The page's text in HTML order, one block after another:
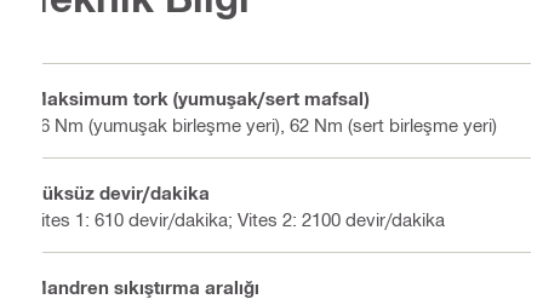
Maksimum tork (yumuşak/sert mafsal)
36 Nm (yumuşak birleşme yeri), 62 Nm (sert birleşme yeri)
Yüksüz devir/dakika
Vites 1: 610 devir/dakika; Vites 2: 2100 devir/dakika
Mandren sıkıştırma aralığı